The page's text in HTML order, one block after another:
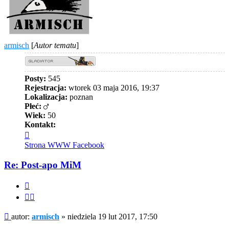
armisch [Autor tematu]
Posty: 545
Rejestracja: wtorek 03 maja 2016, 19:37
Lokalizacja: poznan
Płeć:
Wiek: 50
Kontakt:
się
z
armisch
Strona WWW Facebook
Re: Post-apo MiM
Post
autor: armisch » niedziela 19 lut 2017, 17:50